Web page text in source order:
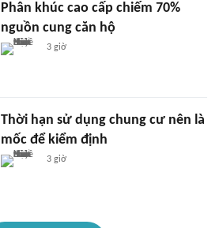
Phân khúc cao cấp chiếm 70%
nguồn cung căn hộ
3 giờ
Thời hạn sử dụng chung cư nên là
mốc để kiểm định
3 giờ